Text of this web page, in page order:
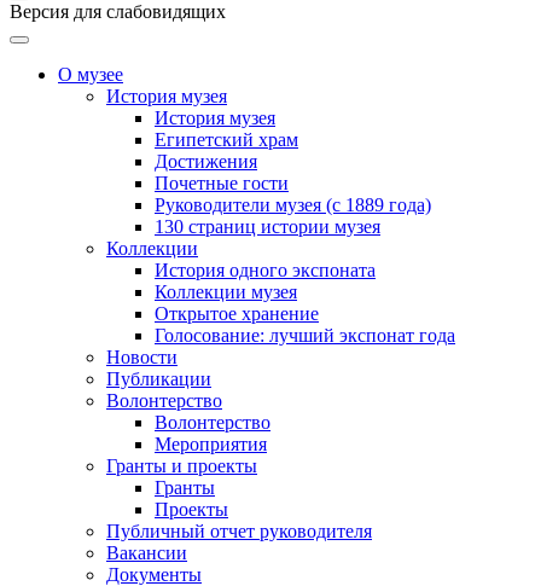
Версия для слабовидящих
О музее
История музея
История музея
Египетский храм
Достижения
Почетные гости
Руководители музея (с 1889 года)
130 страниц истории музея
Коллекции
История одного экспоната
Коллекции музея
Открытое хранение
Голосование: лучший экспонат года
Новости
Публикации
Волонтерство
Волонтерство
Мероприятия
Гранты и проекты
Гранты
Проекты
Публичный отчет руководителя
Вакансии
Документы